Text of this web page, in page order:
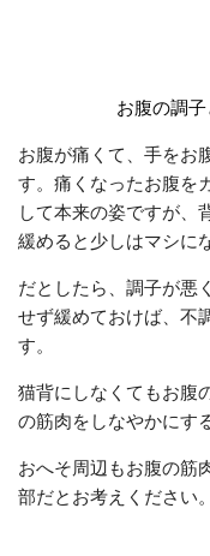
お腹の調
お腹が痛くて、手をお
す。痛くなったお腹を
して本来の姿ですが、
緩めると少しはマシに
だとしたら、調子が悪
せず緩めておけば、不
す。
猫背にしなくてもお腹
の筋肉をしなやかにす
おへそ周辺もお腹の筋
部だとお考えください。